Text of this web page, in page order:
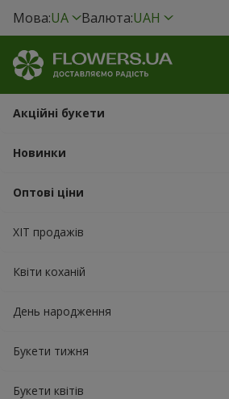
Мова:UA Валюта:UAH
Акційні букети
Новинки
Оптові ціни
ХІТ продажів
Квіти коханій
День народження
Букети тижня
Букети квітів